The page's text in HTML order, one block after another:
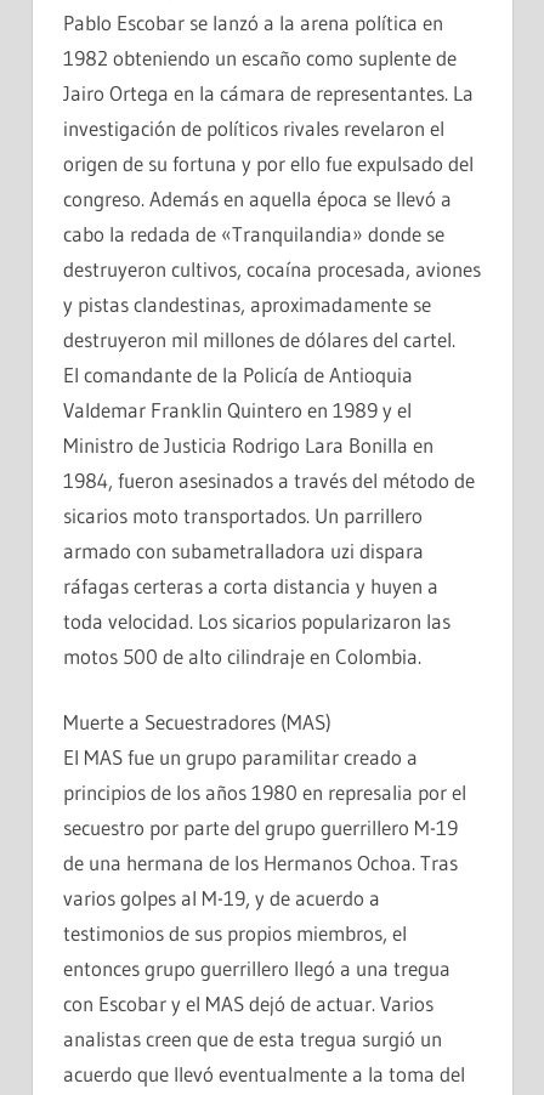
Pablo Escobar se lanzó a la arena política en
1982 obteniendo un escaño como suplente de
Jairo Ortega en la cámara de representantes. La
investigación de políticos rivales revelaron el
origen de su fortuna y por ello fue expulsado del
congreso. Además en aquella época se llevó a
cabo la redada de «Tranquilandia» donde se
destruyeron cultivos, cocaína procesada, aviones
y pistas clandestinas, aproximadamente se
destruyeron mil millones de dólares del cartel.
El comandante de la Policía de Antioquia
Valdemar Franklin Quintero en 1989 y el
Ministro de Justicia Rodrigo Lara Bonilla en
1984, fueron asesinados a través del método de
sicarios moto transportados. Un parrillero
armado con subametralladora uzi dispara
ráfagas certeras a corta distancia y huyen a
toda velocidad. Los sicarios popularizaron las
motos 500 de alto cilindraje en Colombia.
Muerte a Secuestradores (MAS)
El MAS fue un grupo paramilitar creado a
principios de los años 1980 en represalia por el
secuestro por parte del grupo guerrillero M-19
de una hermana de los Hermanos Ochoa. Tras
varios golpes al M-19, y de acuerdo a
testimonios de sus propios miembros, el
entonces grupo guerrillero llegó a una tregua
con Escobar y el MAS dejó de actuar. Varios
analistas creen que de esta tregua surgió un
acuerdo que llevó eventualmente a la toma del